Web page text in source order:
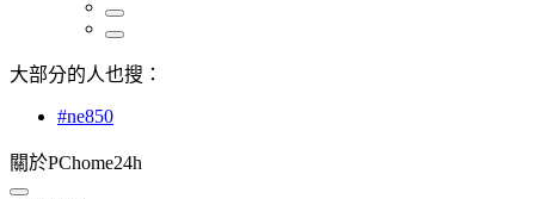
大部分的人也搜：
#ne850
關於PChome24h